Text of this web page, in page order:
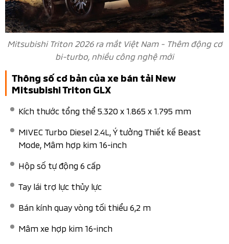
Mitsubishi Triton 2026 ra mắt Việt Nam - Thêm động cơ
bi-turbo, nhiều công nghệ mới
Thông số cơ bản của xe bán tải New
Mitsubishi Triton GLX
Kích thước tổng thể 5.320 x 1.865 x 1.795 mm​
MIVEC Turbo Diesel 2.4L, Ý tưởng Thiết kế Beast
Mode, Mâm hợp kim 16-inch
Hộp số tự động 6 cấp​
Tay lái trợ lực thủy lực​
Bán kính quay vòng tối thiểu 6,2 m​
Mâm xe hợp kim 16-inch​